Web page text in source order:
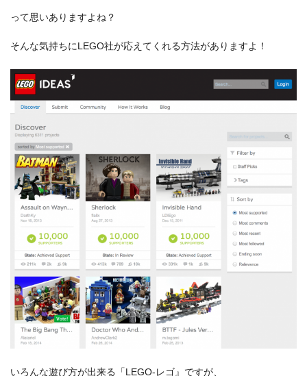
って思いありますよね？
そんな気持ちにLEGO社が応えてくれる方法がありますよ！
いろんな遊び方が出来る「LEGO-レゴ』ですが、